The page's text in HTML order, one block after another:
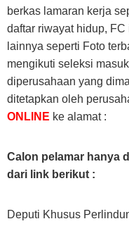
berkas lamaran kerja
daftar riwayat hidup,
lainnya seperti Foto
mengikuti seleksi
diperusahaan yang
ditetapkan oleh
ONLINE ke alamat :
Calon pelamar hanya
dari link berikut :
Deputi Khusus